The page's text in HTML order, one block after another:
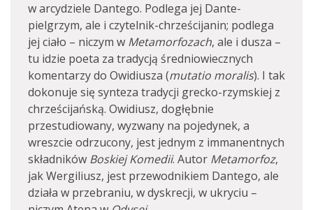
w arcydziele Dantego. Podlega jej Dante-
pielgrzym, ale i czytelnik-chrześcijanin; podlega
jej ciało – niczym w Metamorfozach, ale i dusza –
tu idzie poeta za tradycją średniowiecznych
komentarzy do Owidiusza (mutatio moralis). I tak
dokonuje się synteza tradycji grecko-rzymskiej z
chrześcijańską. Owidiusz, dogłębnie
przestudiowany, wyzwany na pojedynek, a
wreszcie odrzucony, jest jednym z immanentnych
składników Boskiej Komedii. Autor Metamorfoz,
jak Wergiliusz, jest przewodnikiem Dantego, ale
działa w przebraniu, w dyskrecji, w ukryciu –